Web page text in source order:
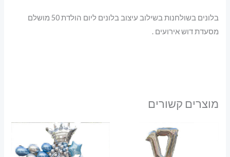
בלונים בשולחנות בשילוב עיצוב בלונים ליום הולדת 50 מושלם
מסעדת דוש אירועים .
מוצרים קשורים